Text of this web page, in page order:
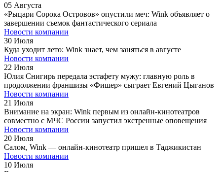
05 Августа
«Рыцари Сорока Островов» опустили меч: Wink объявляет о
завершении съемок фантастического сериала
Новости компании
30 Июля
Куда уходит лето: Wink знает, чем заняться в августе
Новости компании
22 Июля
Юлия Снигирь передала эстафету мужу: главную роль в
продолжении франшизы «Фишер» сыграет Евгений Цыганов
Новости компании
21 Июля
Внимание на экран: Wink первым из онлайн-кинотеатров
совместно с МЧС России запустил экстренные оповещения
Новости компании
20 Июля
Салом, Wink — онлайн-кинотеатр пришел в Таджикистан
Новости компании
10 Июля